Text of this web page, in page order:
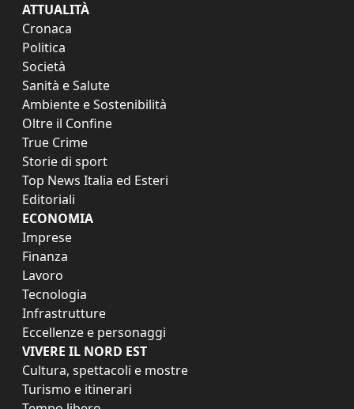
ATTUALITÀ
Cronaca
Politica
Società
Sanità e Salute
Ambiente e Sostenibilità
Oltre il Confine
True Crime
Storie di sport
Top News Italia ed Esteri
Editoriali
ECONOMIA
Imprese
Finanza
Lavoro
Tecnologia
Infrastrutture
Eccellenze e personaggi
VIVERE IL NORD EST
Cultura, spettacoli e mostre
Turismo e itinerari